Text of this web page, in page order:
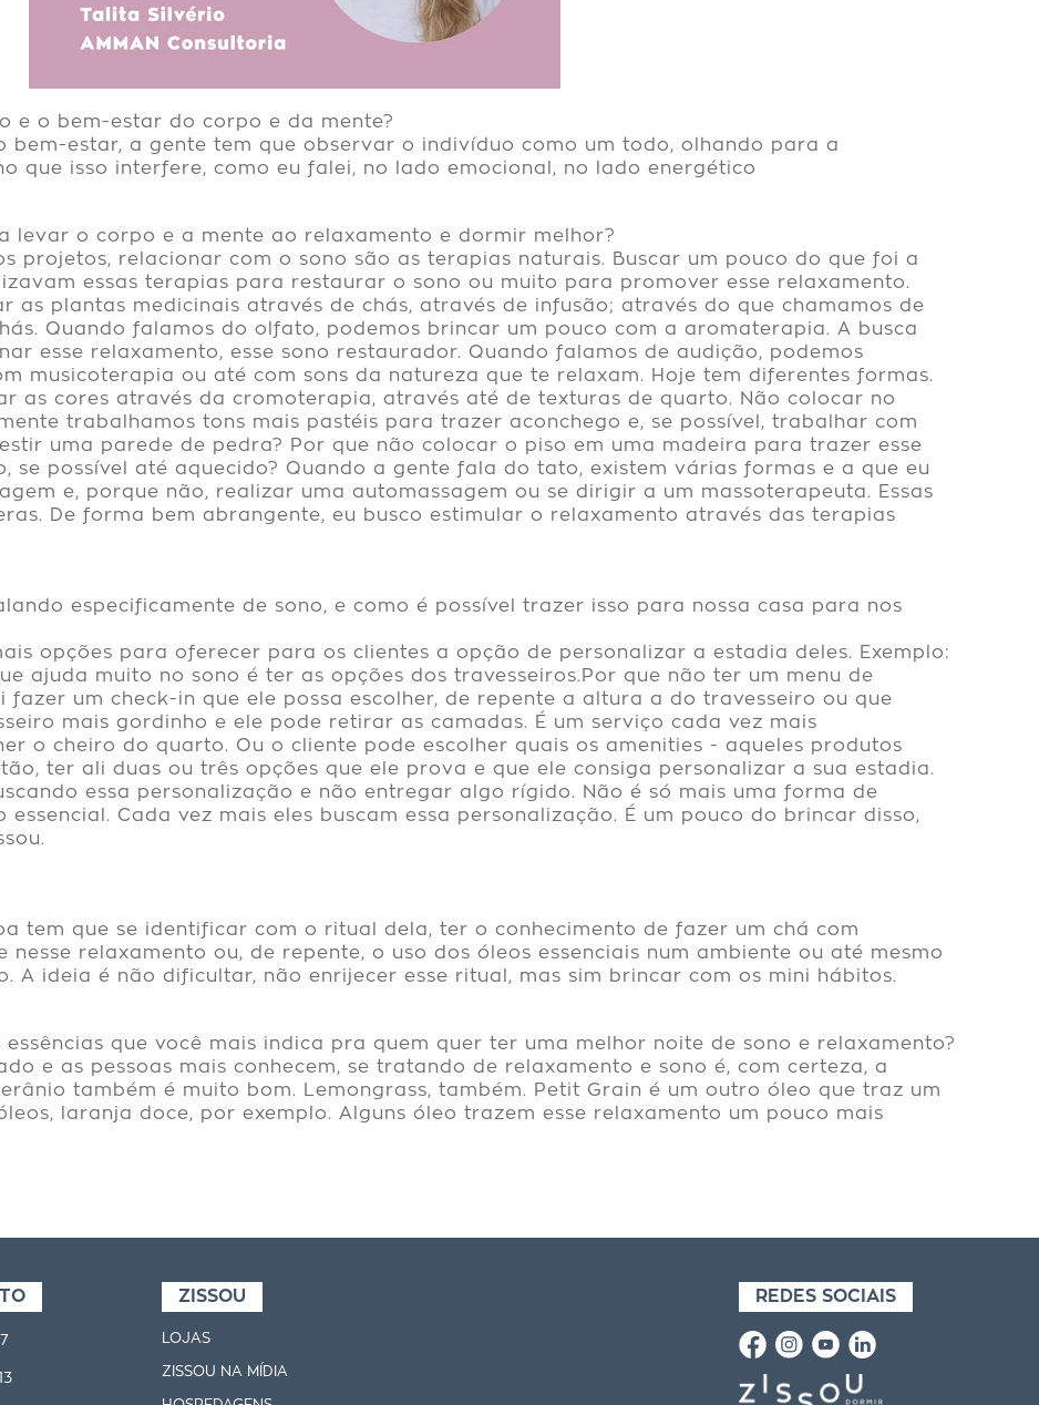
e o bem-estar do corpo e da mente?
bem-estar, a gente tem que observar o indivíduo como um todo, olhando para a
que isso interfere, como eu falei, no lado emocional, no lado energético
levar o corpo e a mente ao relaxamento e dormir melhor?
projetos, relacionar com o sono são as terapias naturais. Buscar um pouco do que foi a
essas terapias para restaurar o sono ou muito para promover esse relaxamento.
as plantas medicinais através de chás, através de infusão; através do que chamamos de
Quando falamos do olfato, podemos brincar um pouco com a aromaterapia. A busca
esse relaxamento, esse sono restaurador. Quando falamos de audição, podemos
musicoterapia ou até com sons da natureza que te relaxam. Hoje tem diferentes formas.
as cores através da cromoterapia, através até de texturas de quarto. Não colocar no
trabalhamos tons mais pastéis para trazer aconchego e, se possível, trabalhar com
uma parede de pedra? Por que não colocar o piso em uma madeira para trazer esse
se possível até aquecido? Quando a gente fala do tato, existem várias formas e a que eu
e, porque não, realizar uma automassagem ou se dirigir a um massoterapeuta. Essas
De forma bem abrangente, eu busco estimular o relaxamento através das terapias
especificamente de sono, e como é possível trazer isso para nossa casa para nos
opções para oferecer para os clientes a opção de personalizar a estadia deles. Exemplo:
ajuda muito no sono é ter as opções dos travesseiros.Por que não ter um menu de
fazer um check-in que ele possa escolher, de repente a altura a do travesseiro ou que
mais gordinho e ele pode retirar as camadas. É um serviço cada vez mais
o cheiro do quarto. Ou o cliente pode escolher quais os amenities - aqueles produtos
ter ali duas ou três opções que ele prova e que ele consiga personalizar a sua estadia.
essa personalização e não entregar algo rígido. Não é só mais uma forma de
Cada vez mais eles buscam essa personalização. É um pouco do brincar disso,
.
tem que se identificar com o ritual dela, ter o conhecimento de fazer um chá com
relaxamento ou, de repente, o uso dos óleos essenciais num ambiente ou até mesmo
A ideia é não dificultar, não enrijecer esse ritual, mas sim brincar com os mini hábitos.
que você mais indica pra quem quer ter uma melhor noite de sono e relaxamento?
e as pessoas mais conhecem, se tratando de relaxamento e sono é, com certeza, a
também é muito bom. Lemongrass, também. Petit Grain é um outro óleo que traz um
laranja doce, por exemplo. Alguns óleo trazem esse relaxamento um pouco mais
ZISSOU
LOJAS
ZISSOU NA MÍDIA
REDES SOCIAIS